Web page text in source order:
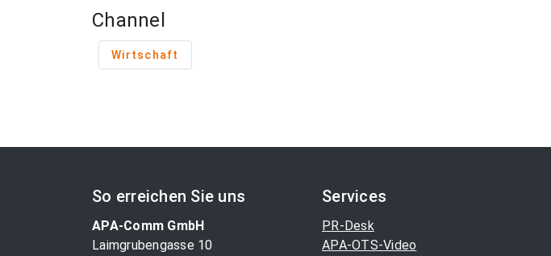
Channel
Wirtschaft
So erreichen Sie uns
APA-Comm GmbH
Laimgrubengasse 10
Services
PR-Desk
APA-OTS-Video